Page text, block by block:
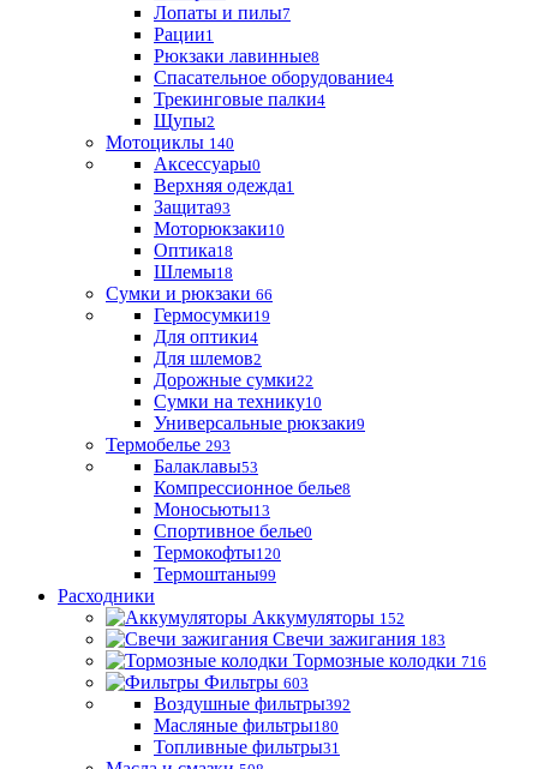
Лопаты и пилы7
Рации1
Рюкзаки лавинные8
Спасательное оборудование4
Трекинговые палки4
Щупы2
Мотоциклы 140
Аксессуары0
Верхняя одежда1
Защита93
Моторюкзаки10
Оптика18
Шлемы18
Сумки и рюкзаки 66
Гермосумки19
Для оптики4
Для шлемов2
Дорожные сумки22
Сумки на технику10
Универсальные рюкзаки9
Термобелье 293
Балаклавы53
Компрессионное белье8
Моносьюты13
Спортивное белье0
Термокофты120
Термоштаны99
Расходники
Аккумуляторы 152
Свечи зажигания 183
Тормозные колодки 716
Фильтры 603
Воздушные фильтры392
Масляные фильтры180
Топливные фильтры31